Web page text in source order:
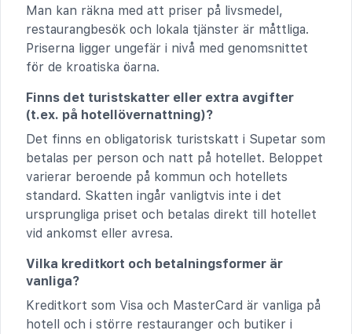
Man kan räkna med att priser på livsmedel,
restaurangbesök och lokala tjänster är måttliga.
Priserna ligger ungefär i nivå med genomsnittet
för de kroatiska öarna.
Finns det turistskatter eller extra avgifter
(t.ex. på hotellövernattning)?
Det finns en obligatorisk turistskatt i Supetar som
betalas per person och natt på hotellet. Beloppet
varierar beroende på kommun och hotellets
standard. Skatten ingår vanligtvis inte i det
ursprungliga priset och betalas direkt till hotellet
vid ankomst eller avresa.
Vilka kreditkort och betalningsformer är
vanliga?
Kreditkort som Visa och MasterCard är vanliga på
hotell och i större restauranger och butiker i